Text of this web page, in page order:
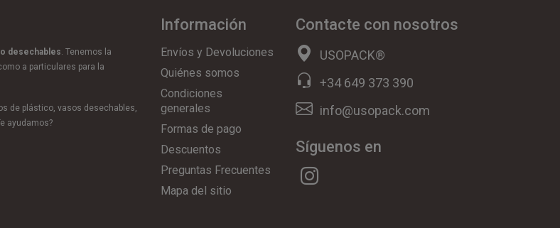
desechables. Tenemos la
a particulares para la
de plástico, vasos desechables,
ayudamos?
Información
Envíos y Devoluciones
Quiénes somos
Condiciones
generales
Formas de pago
Descuentos
Preguntas Frecuentes
Mapa del sitio
Contacte con nosotros
USOPACK®
+34 649 373 390
info@usopack.com
Síguenos en